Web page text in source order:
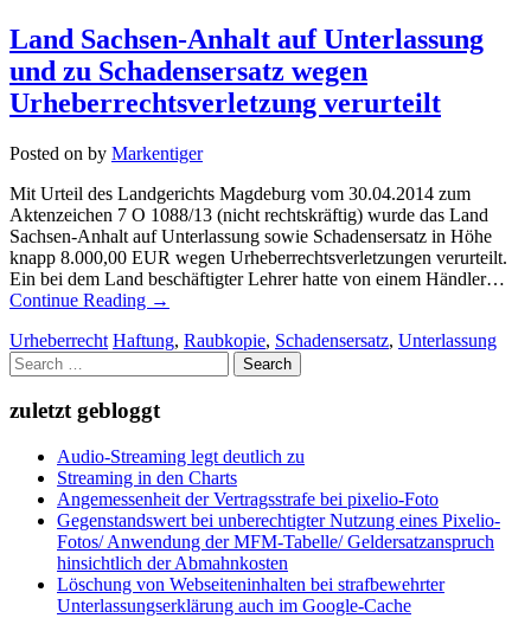
Land Sachsen-Anhalt auf Unterlassung
und zu Schadensersatz wegen
Urheberrechtsverletzung verurteilt
Posted on by Markentiger
Mit Urteil des Landgerichts Magdeburg vom 30.04.2014 zum
Aktenzeichen 7 O 1088/13 (nicht rechtskräftig) wurde das Land
Sachsen-Anhalt auf Unterlassung sowie Schadensersatz in Höhe
knapp 8.000,00 EUR wegen Urheberrechtsverletzungen verurteilt.
Ein bei dem Land beschäftigter Lehrer hatte von einem Händler…
Continue Reading →
Urheberrecht Haftung, Raubkopie, Schadensersatz, Unterlassung
Search
for:
zuletzt gebloggt
Audio-Streaming legt deutlich zu
Streaming in den Charts
Angemessenheit der Vertragsstrafe bei pixelio-Foto
Gegenstandswert bei unberechtigter Nutzung eines Pixelio-
Fotos/ Anwendung der MFM-Tabelle/ Geldersatzanspruch
hinsichtlich der Abmahnkosten
Löschung von Webseiteninhalten bei strafbewehrter
Unterlassungserklärung auch im Google-Cache